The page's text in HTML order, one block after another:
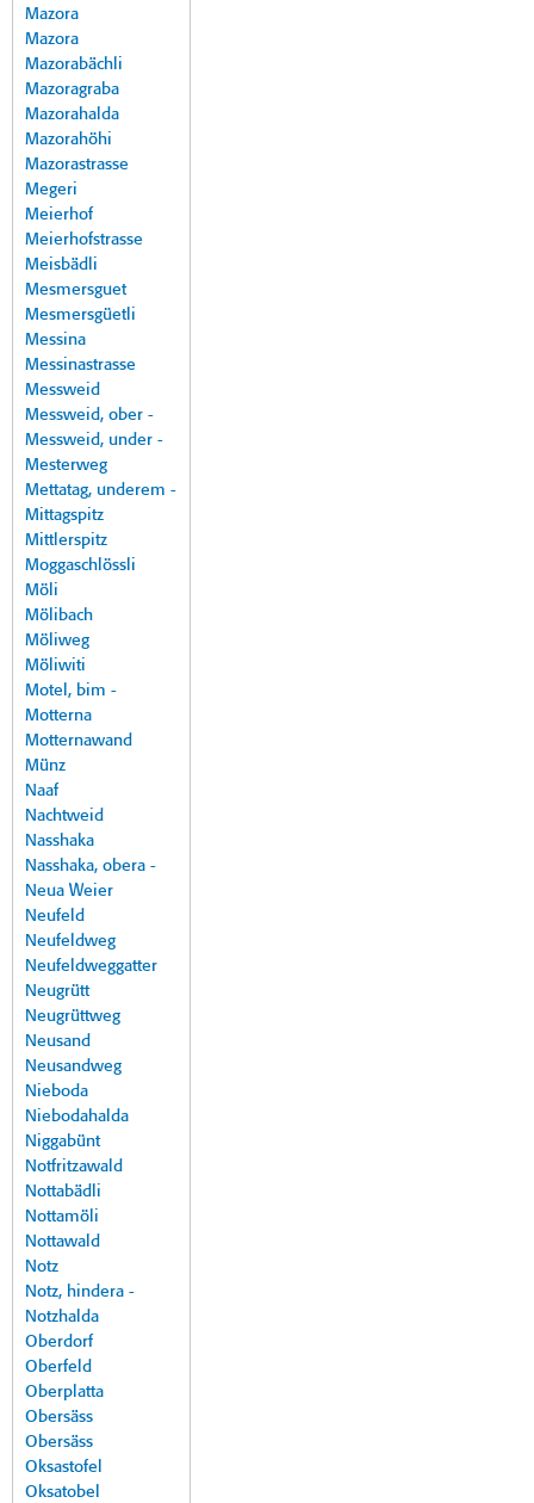
Mazora
Mazora
Mazorabächli
Mazoragraba
Mazorahalda
Mazorahöhi
Mazorastrasse
Megeri
Meierhof
Meierhofstrasse
Meisbädli
Mesmersguet
Mesmersgüetli
Messina
Messinastrasse
Messweid
Messweid, ober -
Messweid, under -
Mesterweg
Mettatag, underem -
Mittagspitz
Mittlerspitz
Moggaschlössli
Möli
Mölibach
Möliweg
Möliwiti
Motel, bim -
Motterna
Motternawand
Münz
Naaf
Nachtweid
Nasshaka
Nasshaka, obera -
Neua Weier
Neufeld
Neufeldweg
Neufeldweggatter
Neugrütt
Neugrüttweg
Neusand
Neusandweg
Nieboda
Niebodahalda
Niggabünt
Notfritzawald
Nottabädli
Nottamöli
Nottawald
Notz
Notz, hindera -
Notzhalda
Oberdorf
Oberfeld
Oberplatta
Obersäss
Obersäss
Oksastofel
Oksatobel